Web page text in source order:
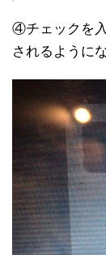
④チェックを
されるように